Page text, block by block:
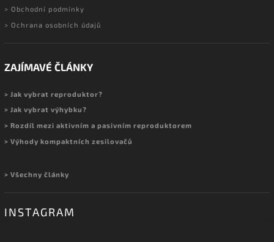
> Obchodní podmínky
> Ochrana osobních údajů
ZAJÍMAVÉ ČLÁNKY
> Jak vybrat reproduktor?
> Jak vybrat výhybku?
> Rozdíl mezi aktivním a pasivním reproduktorem
> Výhody kompaktních zesilovačů
> Všechny články
INSTAGRAM